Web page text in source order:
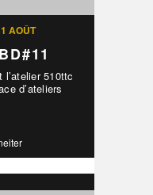
AOÛT
510ttc
d’ateliers